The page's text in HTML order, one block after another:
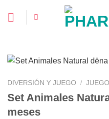
DIVERSIÓN Y JUEGO /
Set Animales
meses